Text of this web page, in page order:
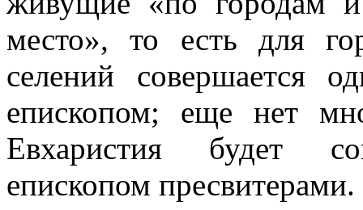
место», то есть для
селений совершается
епископом; еще нет
Евхаристия будет
епископом пресвитерами.